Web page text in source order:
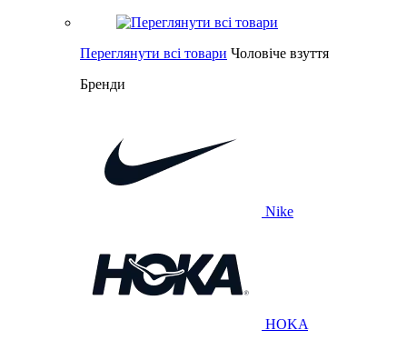
Переглянути всі товари Чоловіче взуття
Бренди
Nike
HOKA